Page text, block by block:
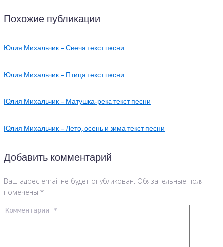
Похожие публикации
Юлия Михальчик – Свеча текст песни
Юлия Михальчик – Птица текст песни
Юлия Михальчик – Матушка-река текст песни
Юлия Михальчик – Лето, осень и зима текст песни
Добавить комментарий
Ваш адрес email не будет опубликован. Обязательные поля
помечены *